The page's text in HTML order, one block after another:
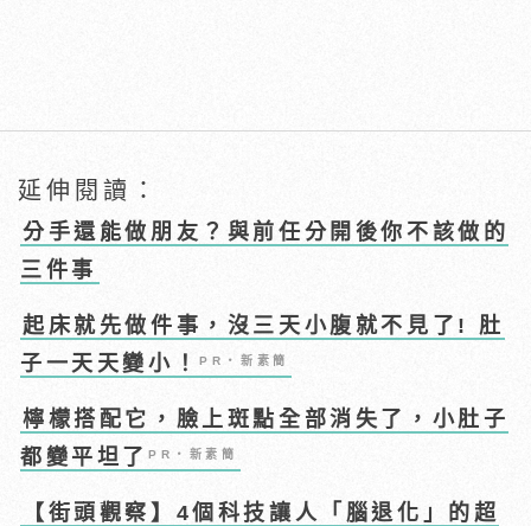
延伸閱讀：
分手還能做朋友？與前任分開後你不該做的
三件事
起床就先做件事，沒三天小腹就不見了! 肚
子一天天變小！PR・新素簡
檸檬搭配它，臉上斑點全部消失了，小肚子
都變平坦了 PR・新素簡
【街頭觀察】4個科技讓人「腦退化」的超